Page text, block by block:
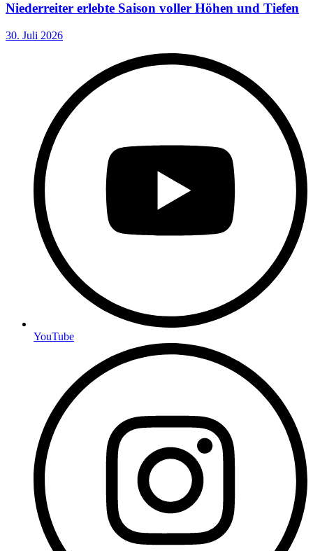
Niederreiter erlebte Saison voller Höhen und Tiefen
30. Juli 2026
YouTube